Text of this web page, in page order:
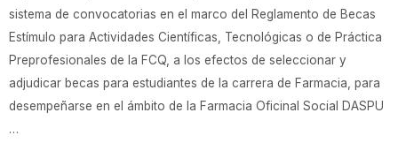
sistema de convocatorias en el marco del Reglamento de Becas
Estímulo para Actividades Científicas, Tecnológicas o de Práctica
Preprofesionales de la FCQ, a los efectos de seleccionar y
adjudicar becas para estudiantes de la carrera de Farmacia, para
desempeñarse en el ámbito de la Farmacia Oficinal Social DASPU
…